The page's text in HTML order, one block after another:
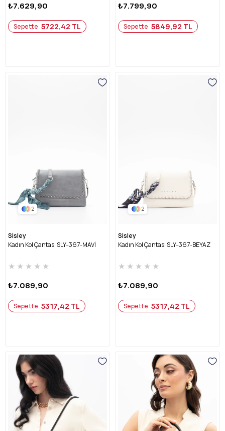
₺7.629,90
Sepette 5722,42 TL
₺7.799,90
Sepette 5849,92 TL
2
Sisley
Kadın Kol Çantası SLY-367-MAVİ
★ ★ ★ ★ ★
₺7.089,90
Sepette 5317,42 TL
2
Sisley
Kadın Kol Çantası SLY-367-BEYAZ
★ ★ ★ ★ ★
₺7.089,90
Sepette 5317,42 TL